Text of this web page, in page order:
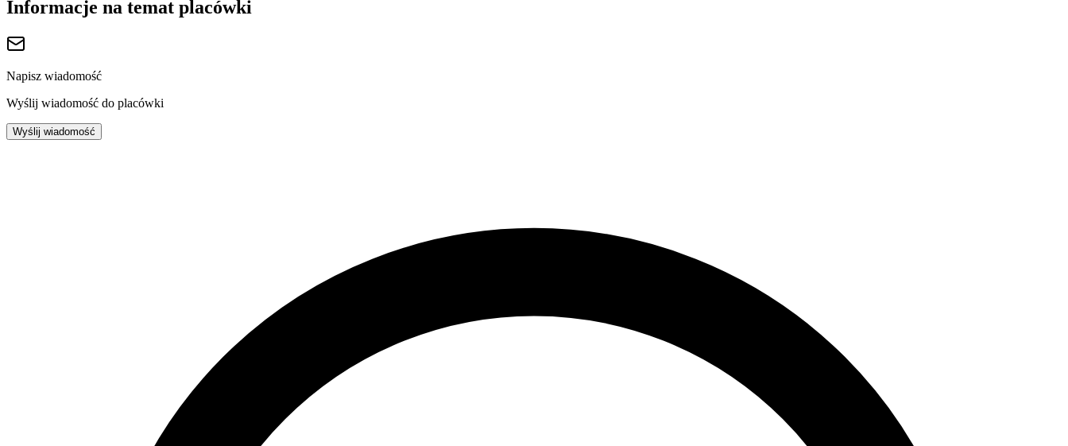
Informacje na temat placówki
Napisz wiadomość
Wyślij wiadomość do placówki
Wyślij wiadomość